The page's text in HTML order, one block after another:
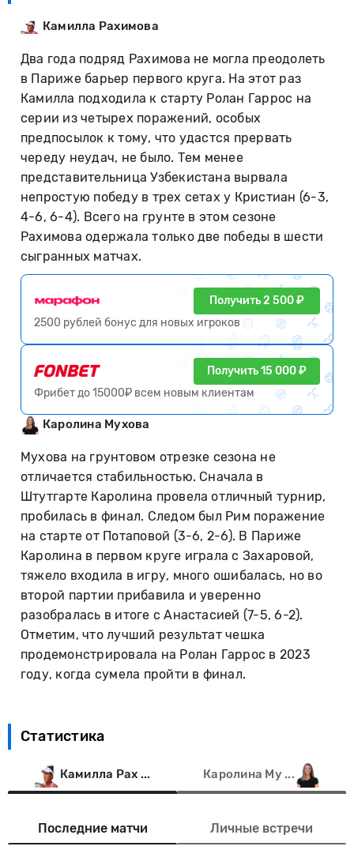
Камилла Рахимова
Два года подряд Рахимова не могла преодолеть
в Париже барьер первого круга. На этот раз
Камилла подходила к старту Ролан Гаррос на
серии из четырех поражений, особых
предпосылок к тому, что удастся прервать
череду неудач, не было. Тем менее
представительница Узбекистана вырвала
непростую победу в трех сетах у Кристиан (6-3,
4-6, 6-4). Всего на грунте в этом сезоне
Рахимова одержала только две победы в шести
сыгранных матчах.
Получить 2 500 ₽
2500 рублей бонус для новых игроков
Получить 15 000 ₽
Фрибет до 15000₽ всем новым клиентам
Каролина Мухова
Мухова на грунтовом отрезке сезона не
отличается стабильностью. Сначала в
Штутгарте Каролина провела отличный турнир,
пробилась в финал. Следом был Рим поражение
на старте от Потаповой (3-6, 2-6). В Париже
Каролина в первом круге играла с Захаровой,
тяжело входила в игру, много ошибалась, но во
второй партии прибавила и уверенно
разобралась в итоге с Анастасией (7-5, 6-2).
Отметим, что лучший результат чешка
продемонстрировала на Ролан Гаррос в 2023
году, когда сумела пройти в финал.
Статистика
Камилла Рах ... Каролина Му ...
Последние матчи Личные встречи